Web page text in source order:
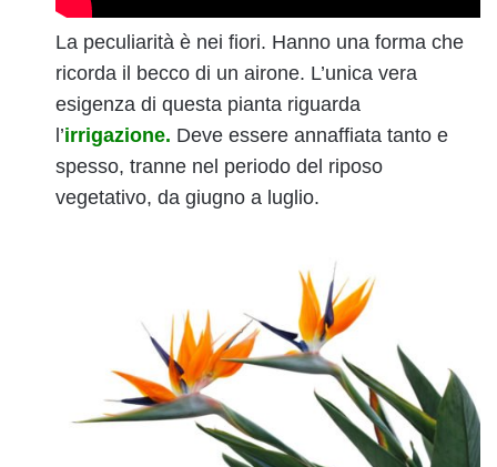
La peculiarità è nei fiori. Hanno una forma che
ricorda il becco di un airone. L’unica vera
esigenza di questa pianta riguarda
l’irrigazione. Deve essere annaffiata tanto e
spesso, tranne nel periodo del riposo
vegetativo, da giugno a luglio.